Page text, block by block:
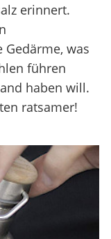
erinnert.
was
führen
haben will.
ratsamer!